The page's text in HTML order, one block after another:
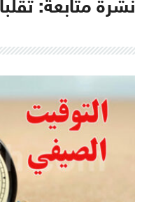
نشرة متابعة: